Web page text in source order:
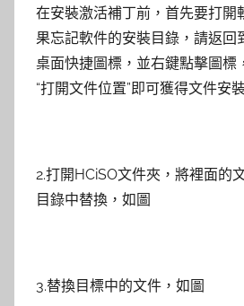
在安裝激活補丁前，首先要打開
果忘記軟件的安裝目錄，請返回
桌面快捷圖標，並右鍵點擊圖標
“打開文件位置”即可獲得文件安
2.打開HCiSO文件夾，將裡面的
目錄中替換，如圖
3.替換目標中的文件，如圖